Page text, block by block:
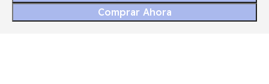
Comprar Ahora